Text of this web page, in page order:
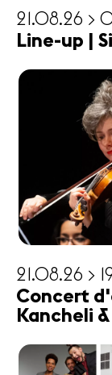
21.08.26 >
Line-up |
21.08.26 >
Concert
Kancheli